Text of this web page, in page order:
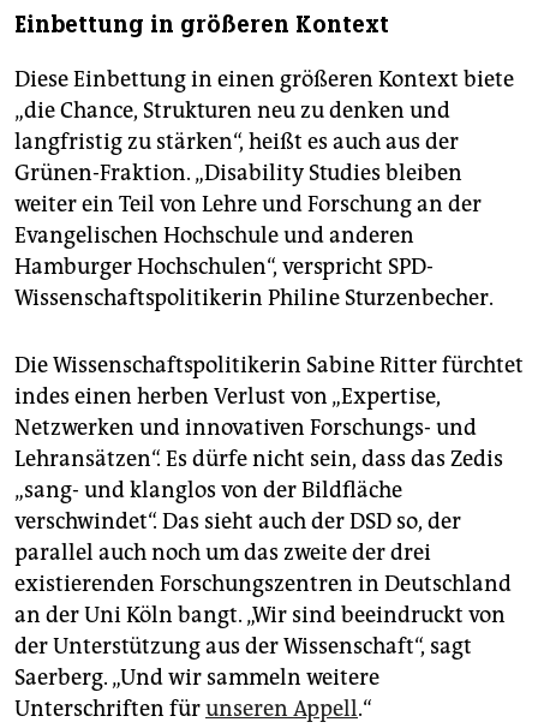
Einbettung in größeren Kontext
Diese Einbettung in einen größeren Kontext biete
„die Chance, Strukturen neu zu denken und
langfristig zu stärken“, heißt es auch aus der
Grünen-Fraktion. „Disability Studies bleiben
weiter ein Teil von Lehre und Forschung an der
Evangelischen Hochschule und anderen
Hamburger Hochschulen“, verspricht SPD-
Wissenschaftspolitikerin Philine Sturzenbecher.
Die Wissenschaftspolitikerin Sabine Ritter fürchtet
indes einen herben Verlust von „Expertise,
Netzwerken und innovativen Forschungs- und
Lehransätzen“. Es dürfe nicht sein, dass das Zedis
„sang- und klanglos von der Bildfläche
verschwindet“. Das sieht auch der DSD so, der
parallel auch noch um das zweite der drei
existierenden Forschungszentren in Deutschland
an der Uni Köln bangt. „Wir sind beeindruckt von
der Unterstützung aus der Wissenschaft“, sagt
Saerberg. „Und wir sammeln weitere
Unterschriften fürunseren Appell.“